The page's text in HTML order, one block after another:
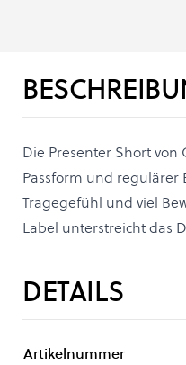
Die Presenter Short
Passform und
Tragegefühl und viel
Label unterstreicht das
DETAILS
Artikelnummer